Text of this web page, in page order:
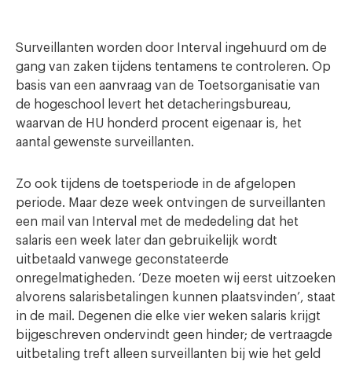
Surveillanten worden door Interval ingehuurd om de
gang van zaken tijdens tentamens te controleren. Op
basis van een aanvraag van de Toetsorganisatie van
de hogeschool levert het detacheringsbureau,
waarvan de HU honderd procent eigenaar is, het
aantal gewenste surveillanten.
Zo ook tijdens de toetsperiode in de afgelopen
periode. Maar deze week ontvingen de surveillanten
een mail van Interval met de mededeling dat het
salaris een week later dan gebruikelijk wordt
uitbetaald vanwege geconstateerde
onregelmatigheden. ‘Deze moeten wij eerst uitzoeken
alvorens salarisbetalingen kunnen plaatsvinden’, staat
in de mail. Degenen die elke vier weken salaris krijgt
bijgeschreven ondervindt geen hinder; de vertraagde
uitbetaling treft alleen surveillanten bij wie het geld